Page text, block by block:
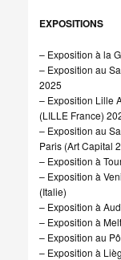
EXPOSITIONS
– Exposition à la
– Exposition au
2025
– Exposition Lille
(LILLE France)
– Exposition au
Paris (Art Capital
– Exposition à
– Exposition à
(Italie)
– Exposition à
– Exposition à
– Exposition au
– Exposition à